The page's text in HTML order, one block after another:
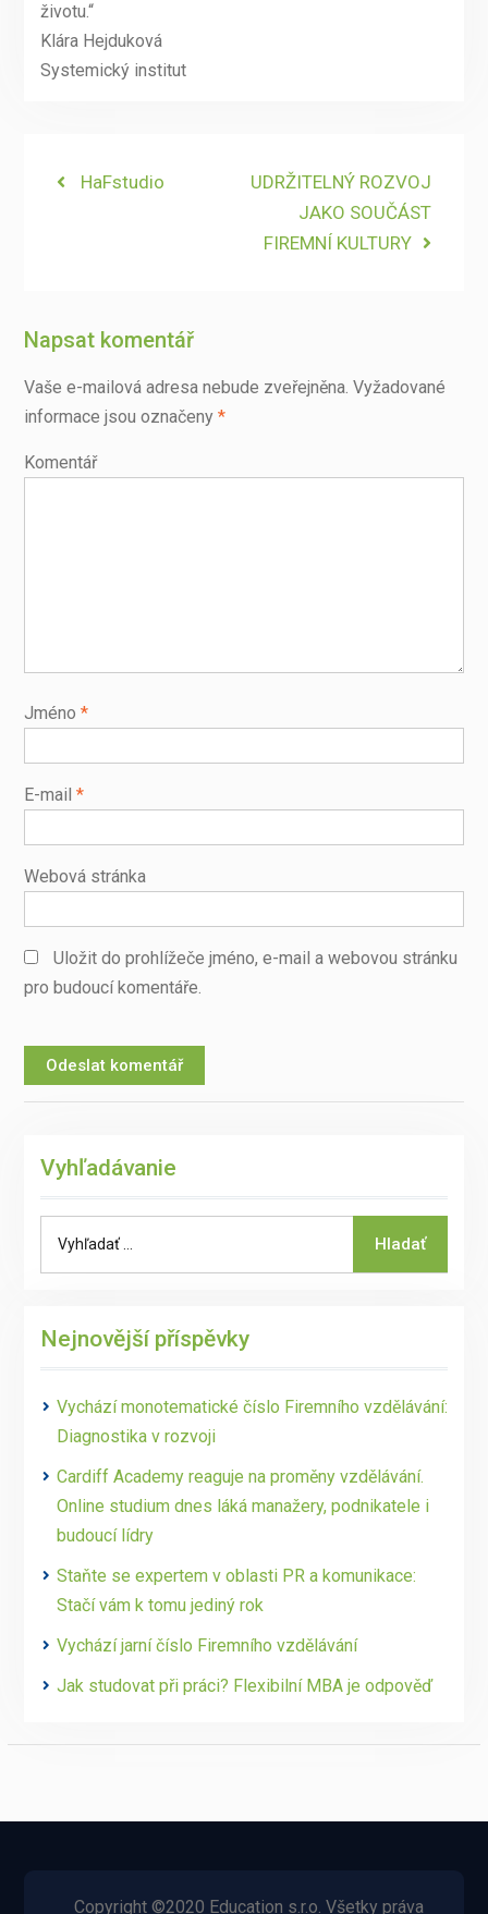
životu.“
Klára Hejduková
Systemický institut
Navigace
Previous
HaFstudio
Next
UDRŽITELNÝ ROZVOJ
JAKO SOUČÁST
FIREMNÍ KULTURY
Napsat komentář
Vaše e-mailová adresa nebude zveřejněna. Vyžadované
informace jsou označeny *
Komentář
Jméno *
E-mail *
Webová stránka
Uložit do prohlížeče jméno, e-mail a webovou stránku
pro budoucí komentáře.
Vyhľadávanie
Hladať
Nejnovější příspěvky
Vychází monotematické číslo Firemního vzdělávání:
Diagnostika v rozvoji
Cardiff Academy reaguje na proměny vzdělávání.
Online studium dnes láká manažery, podnikatele i
budoucí lídry
Staňte se expertem v oblasti PR a komunikace:
Stačí vám k tomu jediný rok
Vychází jarní číslo Firemního vzdělávání
Jak studovat při práci? Flexibilní MBA je odpověď
Copyright ©2020 Education s.r.o. Všetky práva